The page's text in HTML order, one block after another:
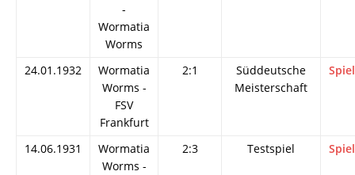
-
Wormatia
Worms
24.01.1932
Wormatia
Worms -
FSV
Frankfurt
2:1
Süddeutsche
Meisterschaft
14.06.1931
Wormatia
Worms -
2:3 Testspiel